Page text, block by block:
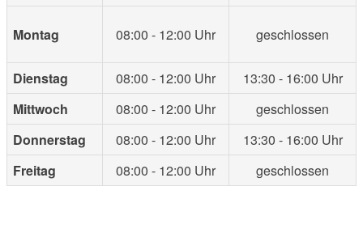
Montag 08:00 - 12:00 Uhr geschlossen
Dienstag 08:00 - 12:00 Uhr
13:30 - 16:00 Uhr
Mittwoch
08:00 - 12:00 Uhr
geschlossen
Donnerstag
08:00 - 12:00 Uhr
13:30 - 16:00 Uhr
Freitag
08:00 - 12:00 Uhr geschlossen